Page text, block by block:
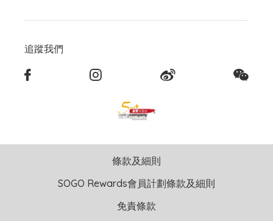
追蹤我們
條款及細則
SOGO Rewards會員計劃條款及細則
免責條款